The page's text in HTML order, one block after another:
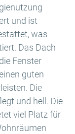
und ist
was
Das Dach
Fenster
guten
Die
und hell. Die
viel Platz für